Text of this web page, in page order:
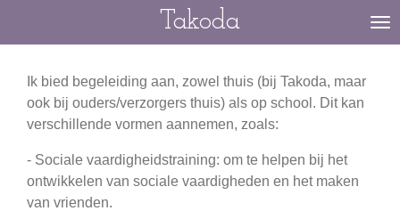
hoofdinhoud
Takoda
Ik bied begeleiding aan, zowel thuis (bij Takoda, maar
ook bij ouders/verzorgers thuis) als op school. Dit kan
verschillende vormen aannemen, zoals:
- Sociale vaardigheidstraining: om te helpen bij het
ontwikkelen van sociale vaardigheden en het maken
van vrienden.